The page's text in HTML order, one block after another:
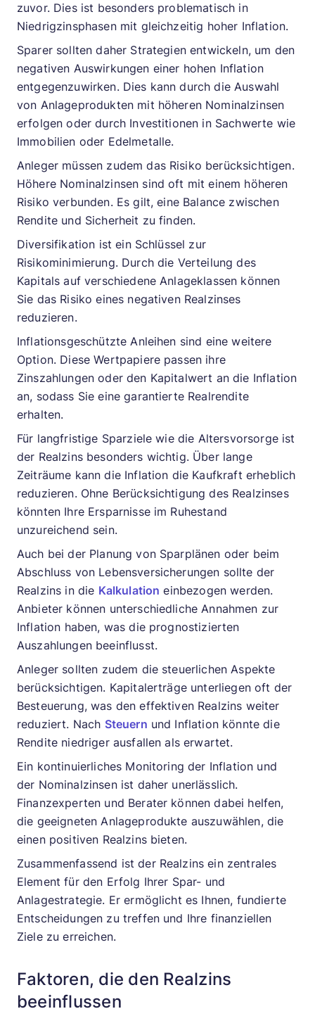
zuvor. Dies ist besonders problematisch in
Niedrigzinsphasen mit gleichzeitig hoher Inflation.
Sparer sollten daher Strategien entwickeln, um den
negativen Auswirkungen einer hohen Inflation
entgegenzuwirken. Dies kann durch die Auswahl
von Anlageprodukten mit höheren Nominalzinsen
erfolgen oder durch Investitionen in Sachwerte wie
Immobilien oder Edelmetalle.
Anleger müssen zudem das Risiko berücksichtigen.
Höhere Nominalzinsen sind oft mit einem höheren
Risiko verbunden. Es gilt, eine Balance zwischen
Rendite und Sicherheit zu finden.
Diversifikation ist ein Schlüssel zur
Risikominimierung. Durch die Verteilung des
Kapitals auf verschiedene Anlageklassen können
Sie das Risiko eines negativen Realzinses
reduzieren.
Inflationsgeschützte Anleihen sind eine weitere
Option. Diese Wertpapiere passen ihre
Zinszahlungen oder den Kapitalwert an die Inflation
an, sodass Sie eine garantierte Realrendite
erhalten.
Für langfristige Sparziele wie die Altersvorsorge ist
der Realzins besonders wichtig. Über lange
Zeiträume kann die Inflation die Kaufkraft erheblich
reduzieren. Ohne Berücksichtigung des Realzinses
könnten Ihre Ersparnisse im Ruhestand
unzureichend sein.
Auch bei der Planung von Sparplänen oder beim
Abschluss von Lebensversicherungen sollte der
Realzins in die Kalkulation einbezogen werden.
Anbieter können unterschiedliche Annahmen zur
Inflation haben, was die prognostizierten
Auszahlungen beeinflusst.
Anleger sollten zudem die steuerlichen Aspekte
berücksichtigen. Kapitalerträge unterliegen oft der
Besteuerung, was den effektiven Realzins weiter
reduziert. Nach Steuern und Inflation könnte die
Rendite niedriger ausfallen als erwartet.
Ein kontinuierliches Monitoring der Inflation und
der Nominalzinsen ist daher unerlässlich.
Finanzexperten und Berater können dabei helfen,
die geeigneten Anlageprodukte auszuwählen, die
einen positiven Realzins bieten.
Zusammenfassend ist der Realzins ein zentrales
Element für den Erfolg Ihrer Spar- und
Anlagestrategie. Er ermöglicht es Ihnen, fundierte
Entscheidungen zu treffen und Ihre finanziellen
Ziele zu erreichen.
Faktoren, die den Realzins
beeinflussen